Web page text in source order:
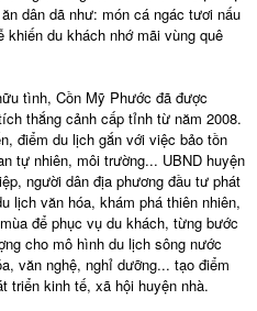
dân dã như: món cá ngác tươi nấu
du khách nhớ mãi vùng quê
tình, Cồn Mỹ Phước đã được
thắng cảnh cấp tỉnh từ năm 2008.
điểm du lịch gắn với việc bảo tồn
tự nhiên, môi trường... UBND huyện
người dân địa phương đầu tư phát
lịch văn hóa, khám phá thiên nhiên,
để phục vụ du khách, từng bước
cho mô hình du lịch sông nước
văn nghệ, nghỉ dưỡng... tạo điểm
triển kinh tế, xã hội huyện nhà.